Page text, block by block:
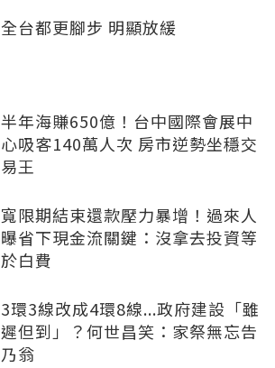
全台都更腳步 明顯放緩
半年海賺650億！台中國際會展中
心吸客140萬人次 房市逆勢坐穩交
易王
寬限期結束還款壓力暴增！過來人
曝省下現金流關鍵：沒拿去投資等
於白費
3環3線改成4環8線...政府建設「雖
遲但到」？何世昌笑：家祭無忘告
乃翁